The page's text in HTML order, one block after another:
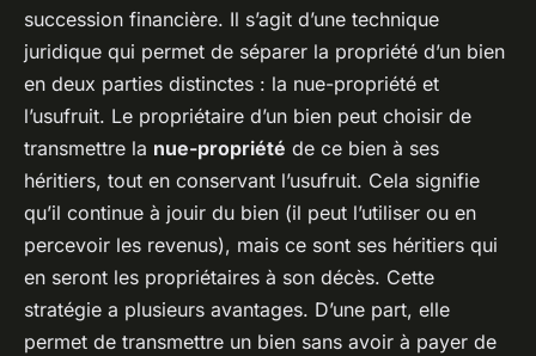
succession financière. Il s’agit d’une technique
juridique qui permet de séparer la propriété d’un bien
en deux parties distinctes : la nue-propriété et
l’usufruit. Le propriétaire d’un bien peut choisir de
transmettre la nue-propriété de ce bien à ses
héritiers, tout en conservant l’usufruit. Cela signifie
qu’il continue à jouir du bien (il peut l’utiliser ou en
percevoir les revenus), mais ce sont ses héritiers qui
en seront les propriétaires à son décès. Cette
stratégie a plusieurs avantages. D’une part, elle
permet de transmettre un bien sans avoir à payer de